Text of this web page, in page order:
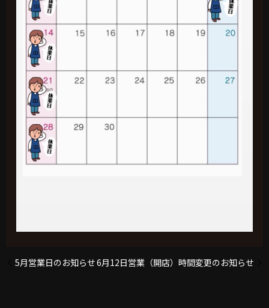
5月営業日のお知らせ6月12日営業（開店）時間変更のお知らせ